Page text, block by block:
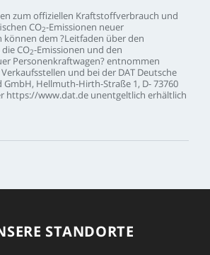
zum offiziellen Kraftstoffverbrauch und
CO2-Emissionen neuer
können dem ?Leitfaden überden
dieCO2-Emissionen und den
Personenkraftwagen? entnommen
Verkaufsstellen und beider DAT Deutsche
GmbH, Hellmuth-Hirth-Straße 1, D-73760
https://www.dat.de unentgeltlich erhältlich
STANDORTE